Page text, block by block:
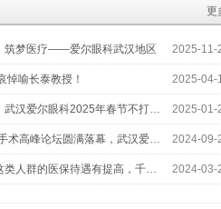
更
筑梦医疗——爱尔眼科武汉地区 2025-11-
悼喻长泰教授！ 2025-04-
武汉爱尔眼科2025年春节不打… 2025-01-
术高峰论坛圆满落幕，武汉爱… 2024-09-
类人群的医保待遇有提高，千… 2024-03-